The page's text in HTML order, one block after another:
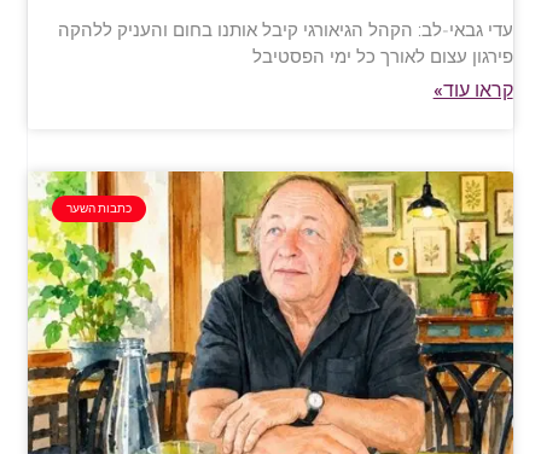
עדי גבאי-לב: הקהל הגיאורגי קיבל אותנו בחום והעניק ללהקה
פירגון עצום לאורך כל ימי הפסטיבל
קראו עוד»
כתבות השער